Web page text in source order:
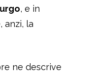
, e in
anzi, la
ne descrive